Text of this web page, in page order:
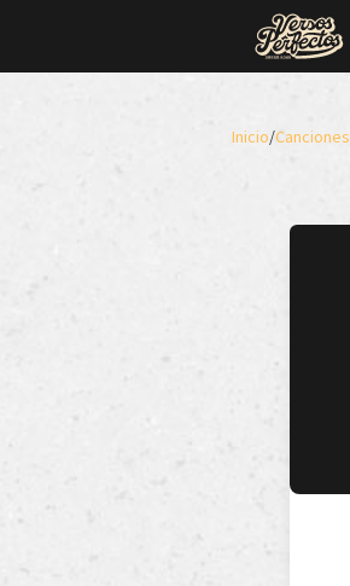
Inicio/Canciones